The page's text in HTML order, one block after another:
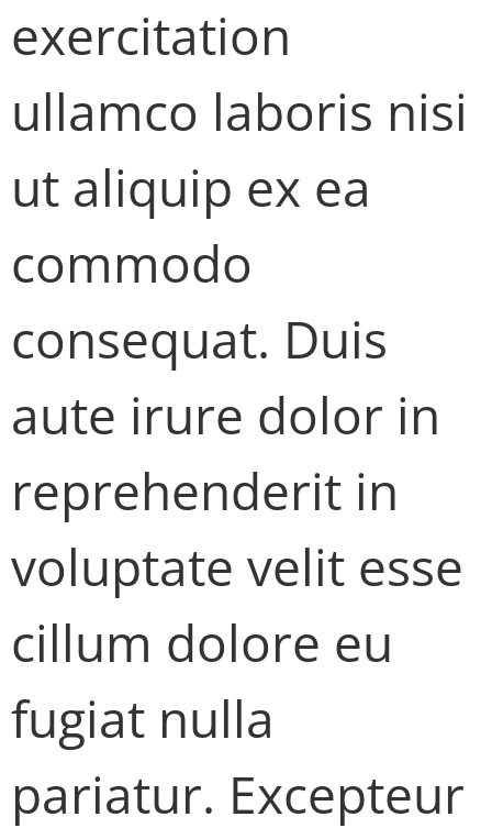
exercitation
ullamco laboris nisi
ut aliquip ex ea
commodo
consequat. Duis
aute irure dolor in
reprehenderit in
voluptate velit esse
cillum dolore eu
fugiat nulla
pariatur. Excepteur